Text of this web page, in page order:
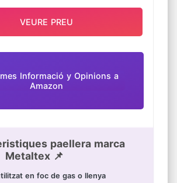
Informació y Opinions a
Amazon
paellera marca
Metaltex 📌
en foc de gas o llenya
VEURE PREU